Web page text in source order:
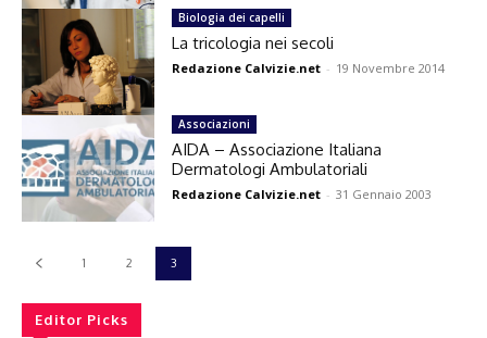
Biologia dei capelli
La tricologia nei secoli
Redazione Calvizie.net - 19 Novembre 2014
Associazioni
AIDA – Associazione Italiana
Dermatologi Ambulatoriali
Redazione Calvizie.net - 31 Gennaio 2003
1 2 3
Editor Picks